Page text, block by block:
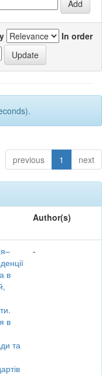
In order
previous 1 next
Author(s)
в
в
та
-